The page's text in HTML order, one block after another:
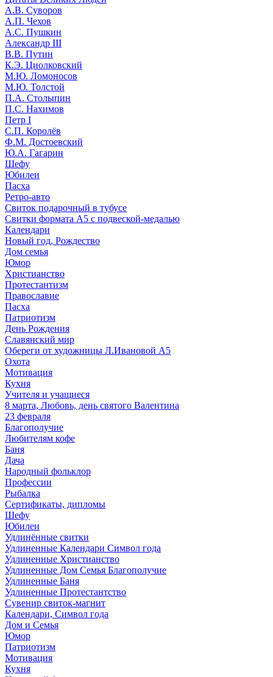
А.В. Суворов
А.П. Чехов
А.С. Пушкин
Александр III
В.В. Путин
К.Э. Циолковский
М.Ю. Ломоносов
М.Ю. Толстой
П.А. Столыпин
П.С. Нахимов
Петр I
С.П. Королёв
Ф.М. Достоевский
Ю.А. Гагарин
Шефу
Юбилеи
Пасха
Ретро-авто
Свиток подарочный в тубусе
Свитки формата А5 с подвеской-медалью
Календари
Новый год, Рождество
Дом семья
Юмор
Христианство
Протестантизм
Православие
Пасха
Патриотизм
День Рождения
Славянский мир
Обереги от художницы Л.Ивановой А5
Охота
Мотивация
Кухня
Учителя и учащиеся
8 марта, Любовь, день святого Валентина
23 февраля
Благополучие
Любителям кофе
Баня
Дача
Народный фольклор
Профессии
Рыбалка
Сертификаты, дипломы
Шефу
Юбилеи
Удлинённые свитки
Удлиненные Календари Символ года
Удлиненные Христианство
Удлиненные Дом Семья Благополучие
Удлиненные Баня
Удлиненные Протестантство
Сувенир свиток-магнит
Календари, Символ года
Дом и Семья
Юмор
Патриотизм
Мотивация
Кухня